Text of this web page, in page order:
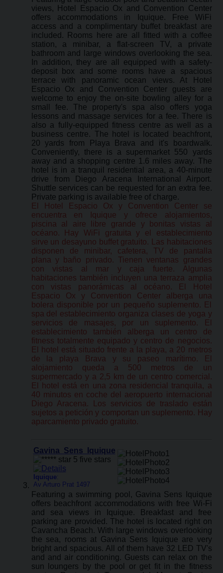
views, Hotel Espacio Ox and Convention Center
offers accommodations in Iquique. Free WiFi
access and a complimentary buffet breakfast are
included. Rooms here are all fitted with a coffee
station, a minibar, a flat-screen TV, a private
bathroom and large windows overlooking the sea.
In addition, they are all equipped with a safety-
deposit box and some rooms have a spacious
terrace with panoramic ocean views. At Hotel
Espacio Ox and Convention Center guests are
welcome to enjoy the on-site bowling alley for a
small fee. The property's spa also offers yoga
lessons and massage services for a fee. There is
also a fully-equipped fitness centre as well as a
business centre. The hotel is located beachfront,
20 yards from Playa Brava and it's boardwalk.
Conveniently, there is a supermarket 550 yards
away and a shopping centre 1.6 miles away. The
hotel is in a tranquil residential area, a 40-minute
drive from Diego Aracena International Airport.
Shuttle services can be requested for an extra fee.
Private parking is available free of charge.
El Hotel Espacio Ox y Convention Center se
encuentra en Iquique y ofrece alojamientos,
piscina al aire libre grande y bonitas vistas al
océano. Hay WiFi gratuita y el establecimiento
sirve un desayuno buffet gratuito. Las habitaciones
disponen de minibar, cafetera, TV de pantalla
plana y baño privado. Tienen ventanas grandes
con vistas al mar y caja fuerte. Algunas
habitaciones también incluyen una terraza amplia
con vistas panorámicas al océano. El Hotel
Espacio Ox y Convention Center alberga una
bolera disponible por un pequeño suplemento. El
spa del establecimiento organiza clases de yoga y
servicios de masajes, por un suplemento. El
establecimiento también alberga un centro de
fitness totalmente equipado y centro de negocios.
El hotel está situado frente a la playa, a 20 metros
de la playa Brava y su paseo marítimo. El
alojamiento queda a 500 metros de un
supermercado y a 2,5 km de un centro comercial.
El hotel está en una zona residencial tranquila, a
40 minutos en coche del aeropuerto internacional
Diego Aracena. Los servicios de traslado están
sujetos a petición y comportan un suplemento. Hay
aparcamiento privado gratuito.
Gavina Sens Iquique
Iquique:
Av Arturo Prat 1497
Featuring a swimming pool, Gavina Sens Iquique
offers beachfront accommodations with free Wi-Fi
and sea views in Iquique. Breakfast and free
parking are provided. The hotel is located right on
Cavancha Beach. With large windows overlooking
the sea, rooms at Gavina Sens Iquique are very
bright and spacious. All of them have 32 LED TV's
and and air conditioning. Guests can relax on the
sun loungers by the pool or get fit in the fitness